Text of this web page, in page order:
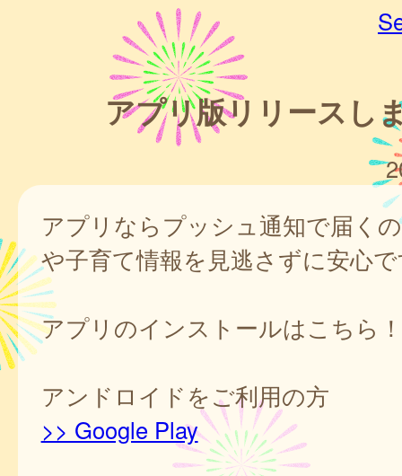
アプリ版リリースし
アプリならプッシュ通知で届く
や子育て情報を見逃さずに安心
アプリのインストールはこちら！
アンドロイドをご利用の方
>> Google Play